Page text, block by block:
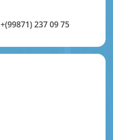
+(99871) 237 09 75